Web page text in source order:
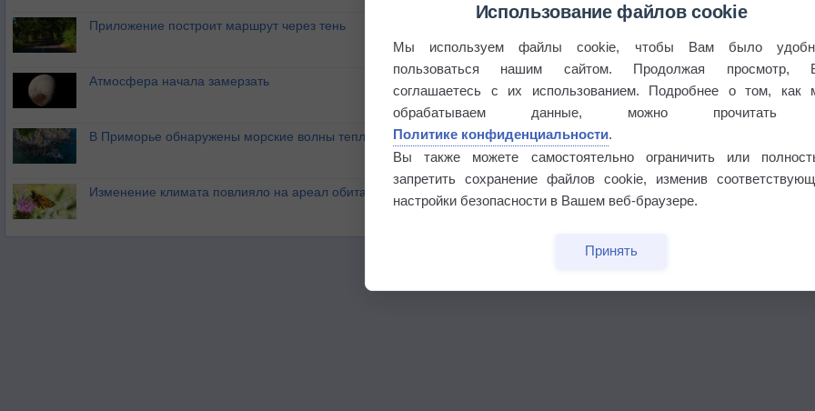
Приложение построит маршрут через тень
Атмосфера начала замерзать
В Приморье обнаружены морские волны тепла
Изменение климата повлияло на ареал обитания бабочек
Использование файлов cookie
Мы используем файлы cookie, чтобы Вам было
пользоваться нашим сайтом. Продолжая просмотр,
соглашаетесь с их использованием. Подробнее о том, как
обрабатываем данные, можно прочитать
Политике конфиденциальности.
Вы также можете самостоятельно ограничить или
запретить сохранение файлов cookie, изменив
настройки безопасности в Вашем веб-браузере.
Принять